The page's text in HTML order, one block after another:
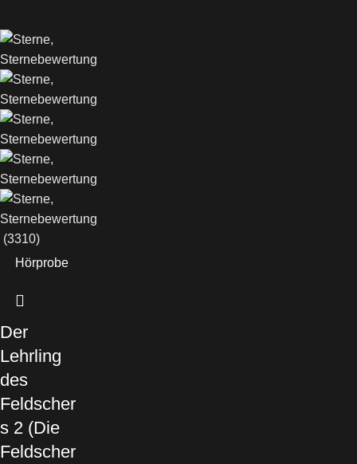
(3310)
Hörprobe
Der
Lehrling
des
Feldscher
s 2 (Die
Feldscher